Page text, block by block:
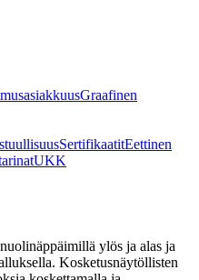
Graafinen
SertifikaatitEettinen
UKK
ylös ja alas ja
Kosketusnäytöllisten